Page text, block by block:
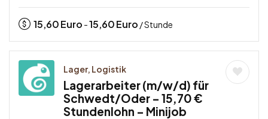
15,60Euro -15,60Euro / Stunde
Lager, Logistik
Lagerarbeiter (m/w/d) für
Schwedt/Oder – 15,70 €
Stundenlohn – Minijob